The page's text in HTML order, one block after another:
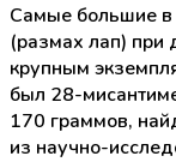
Самые большие
(размах лап) при
крупным
был 28-
170 граммов,
из научно-